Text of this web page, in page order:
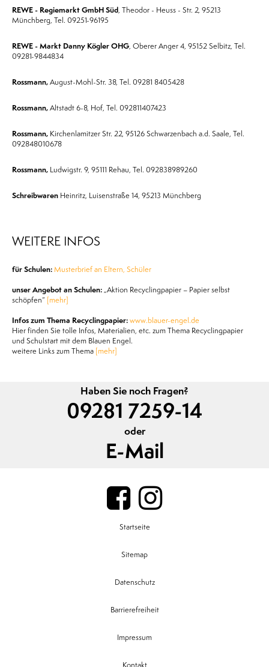
REWE - Regiemarkt GmbH Süd, Theodor - Heuss - Str. 2, 95213
Münchberg, Tel. 09251-96195
REWE - Markt Danny Kögler OHG, Oberer Anger 4, 95152 Selbitz, Tel.
09281-9844834
Rossmann, August-Mohl-Str. 38, Tel. 09281 8405428
Rossmann, Altstadt 6-8, Hof‎, Tel. 092811407423
Rossmann, Kirchenlamitzer Str. 22, 95126 Schwarzenbach a.d. Saale, Tel.
092848010678
Rossmann, Ludwigstr. 9, 95111 Rehau, Tel. 092838989260
Schreibwaren Heinritz, Luisenstraße 14, 95213 Münchberg
WEITERE INFOS
für Schulen: Musterbrief an Eltern, Schüler
unser Angebot an Schulen: „Aktion Recyclingpapier – Papier selbst
schöpfen“ [mehr]
Infos zum Thema Recyclingpapier: www.blauer-engel.de
Hier finden Sie tolle Infos, Materialien, etc. zum Thema Recyclingpapier
und Schulstart mit dem Blauen Engel.
weitere Links zum Thema [mehr]
Haben Sie noch Fragen?
09281 7259-14
oder
E-Mail
Startseite
Sitemap
Datenschutz
Barrierefreiheit
Impressum
Kontakt